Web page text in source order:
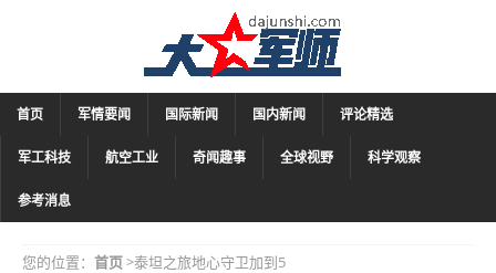
首页 军情要闻 国际新闻 国内新闻 评论精选
军工科技 航空工业 奇闻趣事 全球视野 科学观察
参考消息
您的位置： 首页>泰坦之旅地心守卫加到5